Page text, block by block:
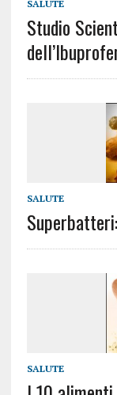
SALUTE
Studio
SALUTE
SALUTE